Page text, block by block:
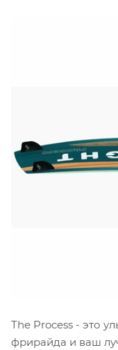
The Process - это
фрирайда и ваш